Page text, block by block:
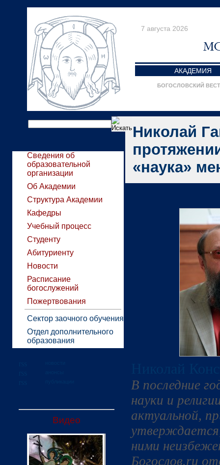
7 августа 2026
АКАДЕМИЯ
БОГОСЛОВСКИЙ
Сведения об
образовательной
организации
Об Академии
Структура Академии
Кафедры
Учебный процесс
Студенту
Абитуриенту
Новости
Расписание
богослужений
Пожертвования
Сектор заочного обучения
Отдел дополнительного
образования
Видео
Николай
«наука»
В последние
науки и
актуальной,
ними
Богослов.ru